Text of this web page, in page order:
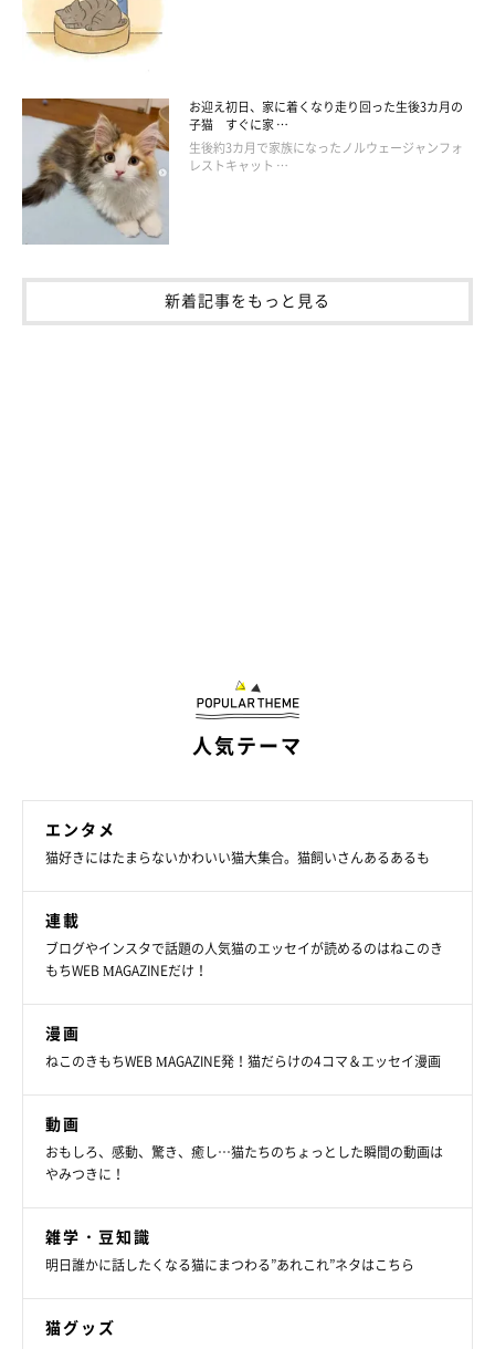
お迎え初日、家に着くなり走り回った生後3カ月の
子猫 すぐに家 …
生後約3カ月で家族になったノルウェージャンフォ
レストキャット …
新着記事をもっと見る
人気テーマ
エンタメ
猫好きにはたまらないかわいい猫大集合。猫飼いさんあるあるも
連載
ブログやインスタで話題の人気猫のエッセイが読めるのはねこのき
もちWEB MAGAZINEだけ！
漫画
ねこのきもちWEB MAGAZINE発！猫だらけの4コマ＆エッセイ漫画
動画
おもしろ、感動、驚き、癒し…猫たちのちょっとした瞬間の動画は
やみつきに！
雑学・豆知識
明日誰かに話したくなる猫にまつわる”あれこれ”ネタはこちら
猫グッズ